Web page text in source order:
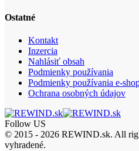
Ostatné
Kontakt
Inzercia
Nahlásiť obsah
Podmienky používania
Podmienky používania e-
Ochrana osobných údajov
Follow US
© 2015 - 2026 REWIND.sk. All
vyhradené.